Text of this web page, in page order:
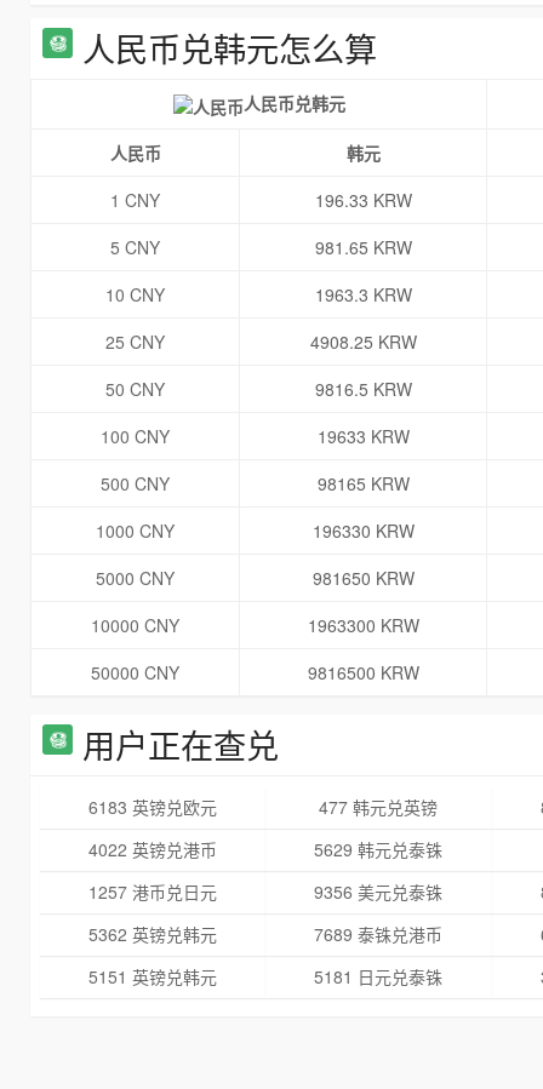
人民币兑韩元怎么算
人民币兑韩元
人民币
韩元
1 CNY
196.33 KRW
5 CNY
981.65 KRW
10 CNY
1963.3 KRW
25 CNY
4908.25 KRW
50 CNY
9816.5 KRW
100 CNY
19633 KRW
500 CNY
98165 KRW
1000 CNY
196330 KRW
5000 CNY
981650 KRW
10000 CNY
1963300 KRW
50000 CNY
9816500 KRW
用户正在查兑
6183 英镑兑欧元 477 韩元兑英镑
4022 英镑兑港币
5629 韩元兑泰铢
1257 港币兑日元
9356 美元兑泰铢
5362 英镑兑韩元
7689 泰铢兑港币
5151 英镑兑韩元
5181 日元兑泰铢